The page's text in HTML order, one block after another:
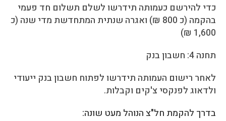
כדי להירשם כעמותה תידרשו לשלם תשלום חד פעמי
בהקמה (כ 800 ₪) ואגרה שנתית המתחדשת מדי שנה (כ
1,600 ₪)
תחנה 4: חשבון בנק
לאחר רישום העמותה תידרשו לפתוח חשבון בנק ייעודי
ולדאוג לפנקסי צ'קים וקבלות.
בדרך להקמת חל"צ הנוהל מעט שונה: